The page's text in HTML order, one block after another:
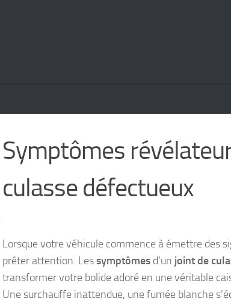
Symptômes
culasse défectueux
·
Lorsque votre véhicule commence à émettre des
prêter attention. Lessymptômes d’un joint de
transformer votre bolide adoré en une véritable
Une surchauffe inattendue, une fumée blanche